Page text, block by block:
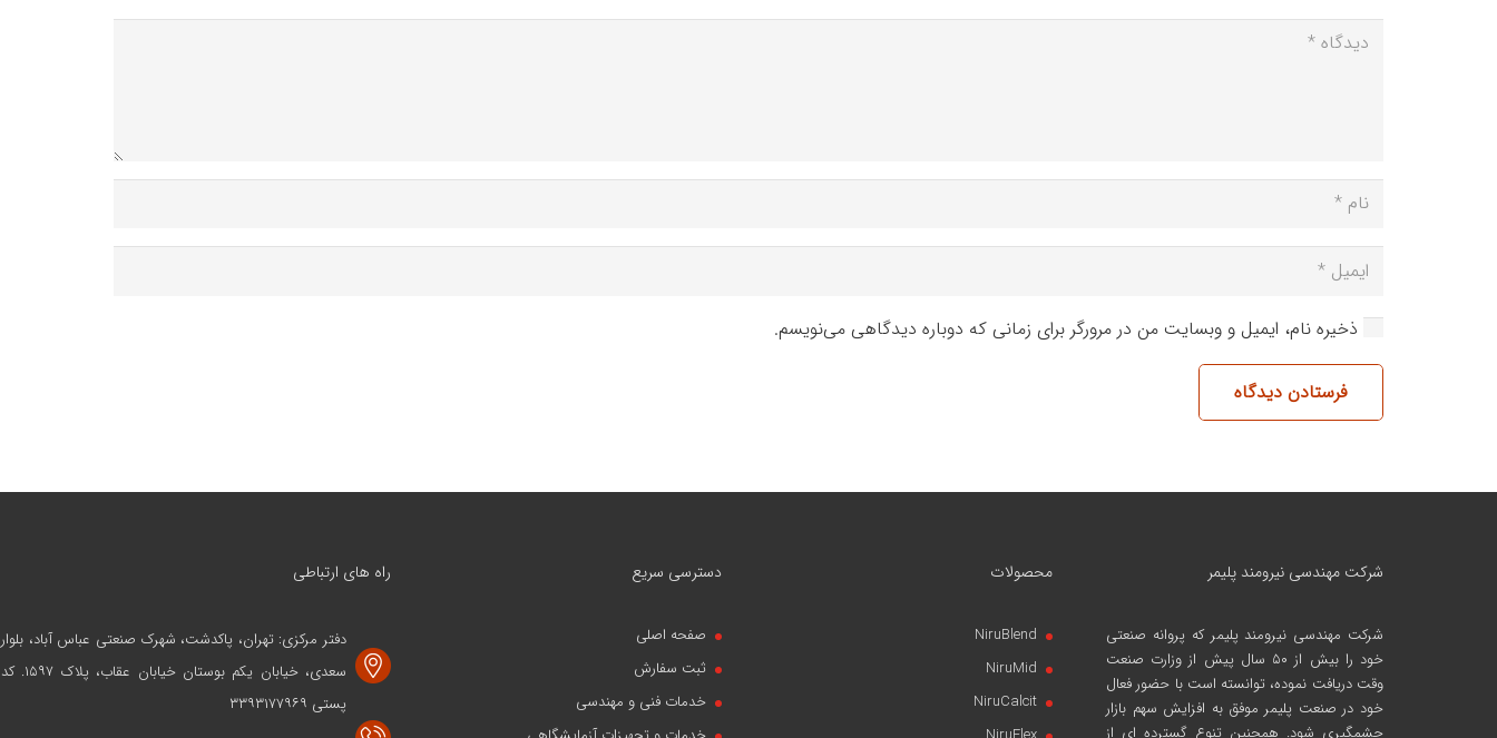
ذخیره نام، ایمیل و وبسایت من در مرورگر برای زمانی که دوباره دیدگاهی می‌نویسم.
فرستادن دیدگاه
شرکت مهندسی نیرومند پلیمر
شرکت مهندسی نیرومند پلیمرکه پروانه صنعتی
خود را بیش از ۵۰ سال پیش از وزارت صنعت
وقت دریافت نموده، توانسته است با حضور فعال
خود در صنعت پلیمر موفق به افزایش سهم بازار
چشمگیری شود. همچنین تنوع گسترده ای از
محصولات
NiruBlend
NiruMid
NiruCalcit
دسترسی سریع
صفحه اصلی
ثبت سفارش
خدمات فنی و مهندسی
راه های ارتباطی
دفتر مرکزی: تهران، پاکدشت، شهرک صنعتی عباس آباد، بلوار
سعدی، خیابان یکم بوستان خیابان عقاب، پلاک ۱۵۹۷. کد
پستی ۳۳۹۳۱۷۷۹۶۹